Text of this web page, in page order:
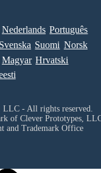
Nederlands Português
Svenska Suomi Norsk
Magyar Hrvatski
- All rights reserved.
of Clever Prototypes,
and Trademark Office